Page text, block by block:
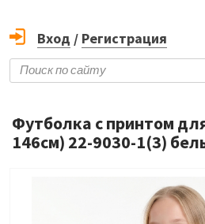
Вход / Регистрация
Футболка с принтом
146см) 22-9030-1(3)